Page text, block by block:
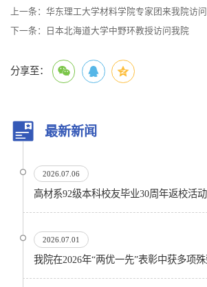
上一条： 华东理工大学材料学院专家团来我院访问交流
下一条：
日本北海道大学中野环教授访问我院
分享至：
最新新闻
2026.07.06
高材系92级本科校友毕业30周年返校活
2026.07.01
我院在2026年“两优一先”表彰中获多项